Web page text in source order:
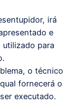
irá
e
utilizado para
o técnico
fornecerá o
executado.